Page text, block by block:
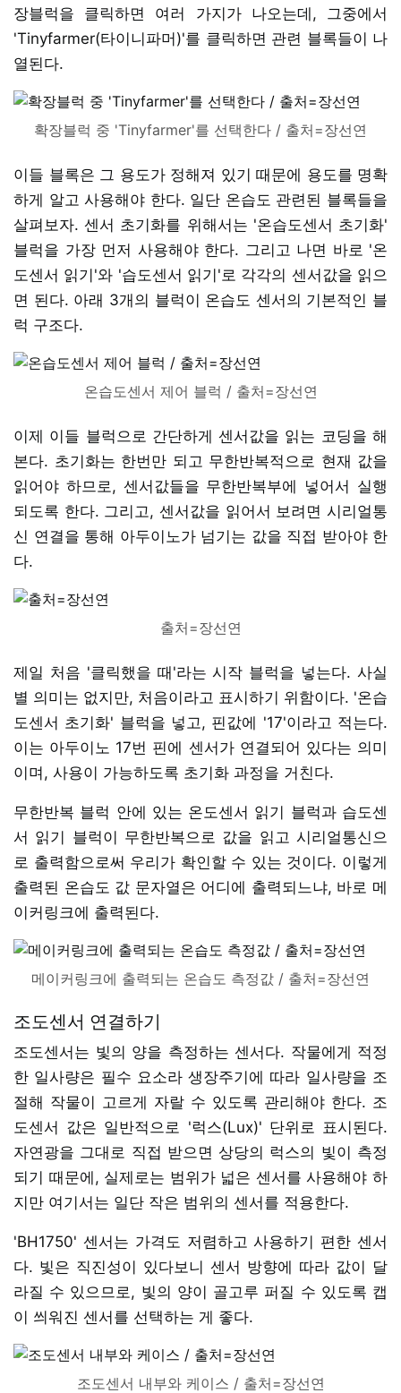
장블럭을 클릭하면 여러 가지가 나오는데, 그중에서
'Tinyfarmer(타이니파머)'를 클릭하면 관련 블록들이 나
열된다.
확장블럭 중 'Tinyfarmer'를 선택한다 / 출처=장선연
이들 블록은 그 용도가 정해져 있기 때문에 용도를 명확
하게 알고 사용해야 한다. 일단 온습도 관련된 블록들을
살펴보자. 센서 초기화를 위해서는 '온습도센서 초기화'
블럭을 가장 먼저 사용해야 한다. 그리고 나면 바로 '온
도센서 읽기'와 '습도센서 읽기'로 각각의 센서값을 읽으
면 된다. 아래 3개의 블럭이 온습도 센서의 기본적인 블
럭 구조다.
온습도센서 제어 블럭 / 출처=장선연
이제 이들 블럭으로 간단하게 센서값을 읽는 코딩을 해
본다. 초기화는 한번만 되고 무한반복적으로 현재 값을
읽어야 하므로, 센서값들을 무한반복부에 넣어서 실행
되도록 한다. 그리고, 센서값을 읽어서 보려면 시리얼통
신 연결을 통해 아두이노가 넘기는 값을 직접 받아야 한
다.
출처=장선연
제일 처음 '클릭했을 때'라는 시작 블럭을 넣는다. 사실
별 의미는 없지만, 처음이라고 표시하기 위함이다. '온습
도센서 초기화' 블럭을 넣고, 핀값에 '17'이라고 적는다.
이는 아두이노 17번 핀에 센서가 연결되어 있다는 의미
이며, 사용이 가능하도록 초기화 과정을 거친다.
무한반복 블럭 안에 있는 온도센서 읽기 블럭과 습도센
서 읽기 블럭이 무한반복으로 값을 읽고 시리얼통신으
로 출력함으로써 우리가 확인할 수 있는 것이다. 이렇게
출력된 온습도 값 문자열은 어디에 출력되느냐, 바로 메
이커링크에 출력된다.
메이커링크에 출력되는 온습도 측정값 / 출처=장선연
조도센서 연결하기
조도센서는 빛의 양을 측정하는 센서다. 작물에게 적정
한 일사량은 필수 요소라 생장주기에 따라 일사량을 조
절해 작물이 고르게 자랄 수 있도록 관리해야 한다. 조
도센서 값은 일반적으로 '럭스(Lux)' 단위로 표시된다.
자연광을 그대로 직접 받으면 상당의 럭스의 빛이 측정
되기 때문에, 실제로는 범위가 넓은 센서를 사용해야 하
지만 여기서는 일단 작은 범위의 센서를 적용한다.
'BH1750' 센서는 가격도 저렴하고 사용하기 편한 센서
다. 빛은 직진성이 있다보니 센서 방향에 따라 값이 달
라질 수 있으므로, 빛의 양이 골고루 퍼질 수 있도록 캡
이 씌워진 센서를 선택하는 게 좋다.
조도센서 내부와 케이스 / 출처=장선연